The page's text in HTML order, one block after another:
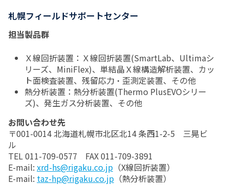
札幌フィールドサポートセンター
担当製品群
Ｘ線回折装置：Ｘ線回折装置(SmartLab、Ultimaシ
リーズ、MiniFlex)、単結晶Ｘ線構造解析装置、カッ
ト面検査装置、残留応力・歪測定装置、その他
熱分析装置：熱分析装置(Thermo PlusEVOシリー
ズ)、発生ガス分析装置、その他
お問い合わせ先
〒001-0014 北海道札幌市北区北14 条西1-2-5 三晃ビ
ル
TEL 011-709-0577 FAX 011-709-3891
E-mail: xrd-hs@rigaku.co.jp （X線回折装置）
E-mail: taz-hp@rigaku.co.jp （熱分析装置）